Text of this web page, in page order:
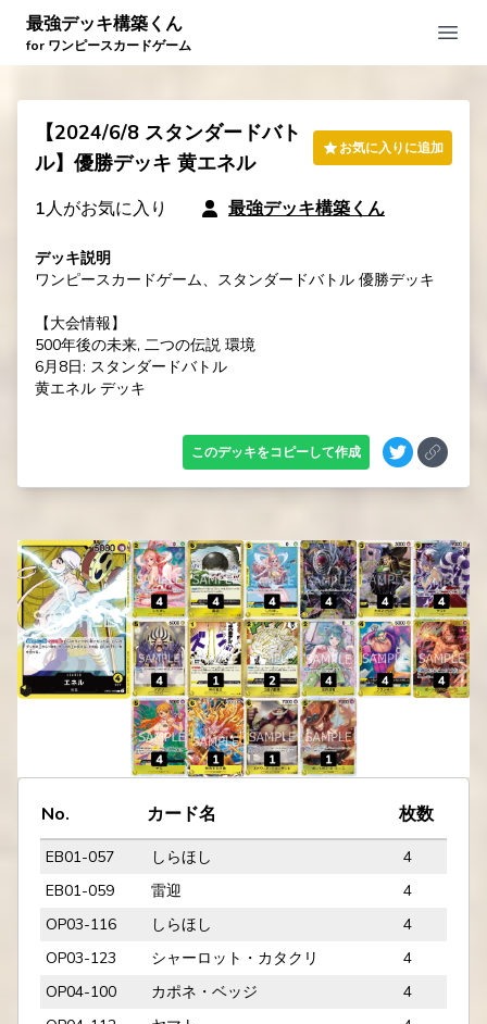
最強デッキ構築くん
for ワンピースカードゲーム
【2024/6/8 スタンダードバト
ル】優勝デッキ 黄エネル
お気に入りに追加
1人がお気に入り 最強デッキ構築くん
デッキ説明
ワンピースカードゲーム、スタンダードバトル 優勝デッキ
【大会情報】
500年後の未来, 二つの伝説 環境
6月8日: スタンダードバトル
黄エネル デッキ
このデッキをコピーして作成
No. カード名 枚数
EB01-057 しらほし
4
EB01-059
雷迎
4
OP03-116
しらほし
4
OP03-123
シャーロット・カタクリ
4
OP04-100
カポネ・ベッジ
4